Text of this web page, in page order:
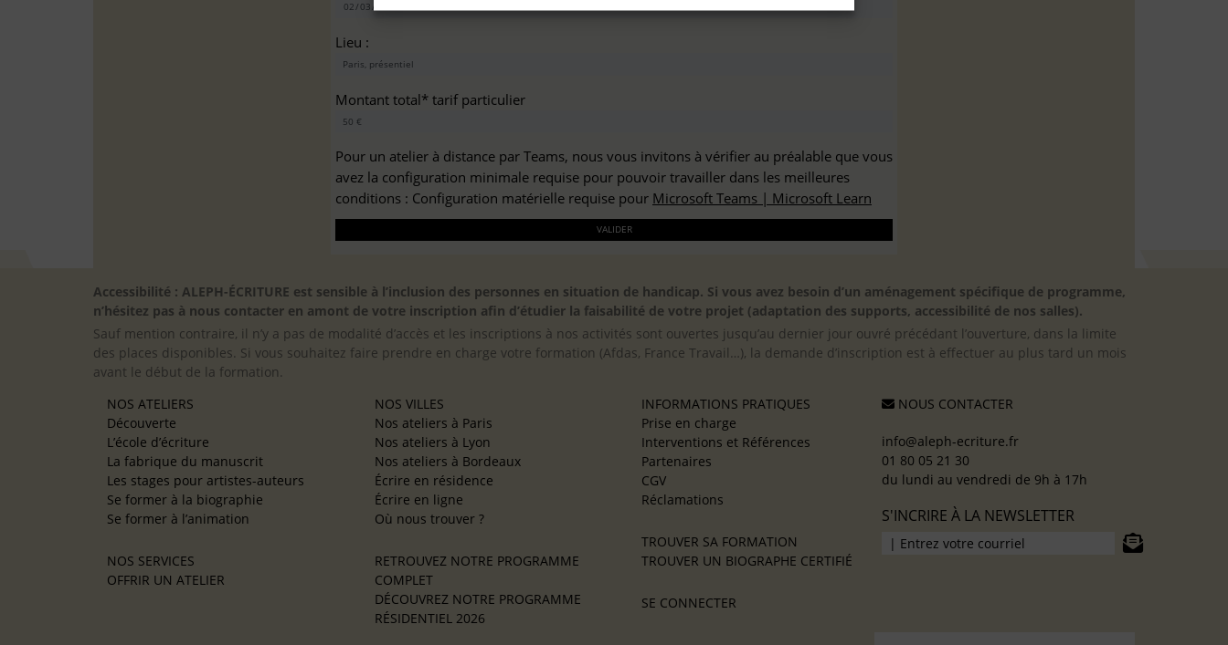
Lieu :
Montant total* tarif particulier
Pour un atelier à distance par Teams, nous vous invitons à vérifier au préalable que vous
avez la configuration minimale requise pour pouvoir travailler dans les meilleures
conditions : Configuration matérielle requise pour Microsoft Teams | Microsoft Learn
Accessibilité : ALEPH-ÉCRITURE est sensible à l’inclusion des personnes en situation de handicap. Si vous avez besoin d’un aménagement spécifique de programme,
n’hésitez pas à nous contacter en amont de votre inscription afin d’étudier la faisabilité de votre projet (adaptation des supports, accessibilité de nos salles).
Sauf mention contraire, il n’y a pas de modalité d’accès et les inscriptions à nos activités sont ouvertes jusqu’au dernier jour ouvré précédant l’ouverture, dans la limite
des places disponibles. Si vous souhaitez faire prendre en charge votre formation (Afdas, France Travail…), la demande d’inscription est à effectuer au plus tard un mois
avant le début de la formation.
NOS ATELIERS
Découverte
L’école d’écriture
La fabrique du manuscrit
Les stages pour artistes-auteurs
Se former à la biographie
Se former à l’animation
NOS SERVICES
OFFRIR UN ATELIER
NOS VILLES
Nos ateliers à Paris
Nos ateliers à Lyon
Nos ateliers à Bordeaux
Écrire en résidence
Écrire en ligne
Où nous trouver ?
RETROUVEZ NOTRE PROGRAMME
COMPLET
DÉCOUVREZ NOTRE PROGRAMME
RÉSIDENTIEL 2026
INFORMATIONS PRATIQUES
Prise en charge
Interventions et Références
Partenaires
CGV
Réclamations
TROUVER SA FORMATION
TROUVER UN BIOGRAPHE CERTIFIÉ
SE CONNECTER
NOUS CONTACTER
info@aleph-ecriture.fr
01 80 05 21 30
du lundi au vendredi de 9h à 17h
S'INCRIRE À LA NEWSLETTER